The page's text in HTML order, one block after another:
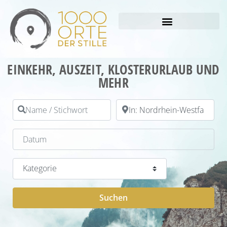
EINKEHR, AUSZEIT, KLOSTERURLAUB UND
MEHR
Name / Stichwort PLZ / Ort
Datum
Kategorie
Suchen